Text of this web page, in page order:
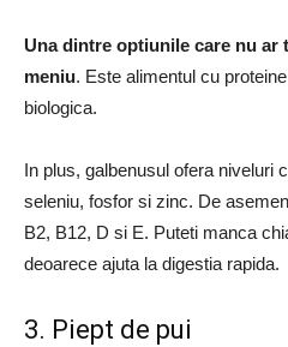
Una dintre optiunile care nu ar
meniu. Este alimentul cu
biologica.
In plus, galbenusul ofera niveluri
seleniu, fosfor si zinc. De
B2, B12, D si E. Puteti manca
deoarece ajuta la digestia rapida.
3. Piept de pui